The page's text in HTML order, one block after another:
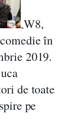
„W8,
în
2019.
de toate
pe